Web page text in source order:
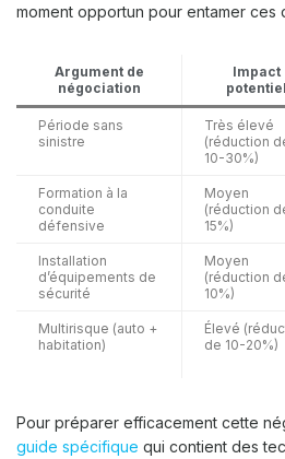
moment opportun pour entamer ces
Argument de
négociation
Impact
potentiel
Période sans
sinistre
Très élevé
(réduction
10-30%)
Formation à la
conduite
défensive
Moyen
(réduction
15%)
Installation
d’équipements de
sécurité
Moyen
(réduction
10%)
Multirisque (auto +
habitation)
Élevé
de 10-20%)
Pour préparer efficacement cette
guide spécifique qui contient des